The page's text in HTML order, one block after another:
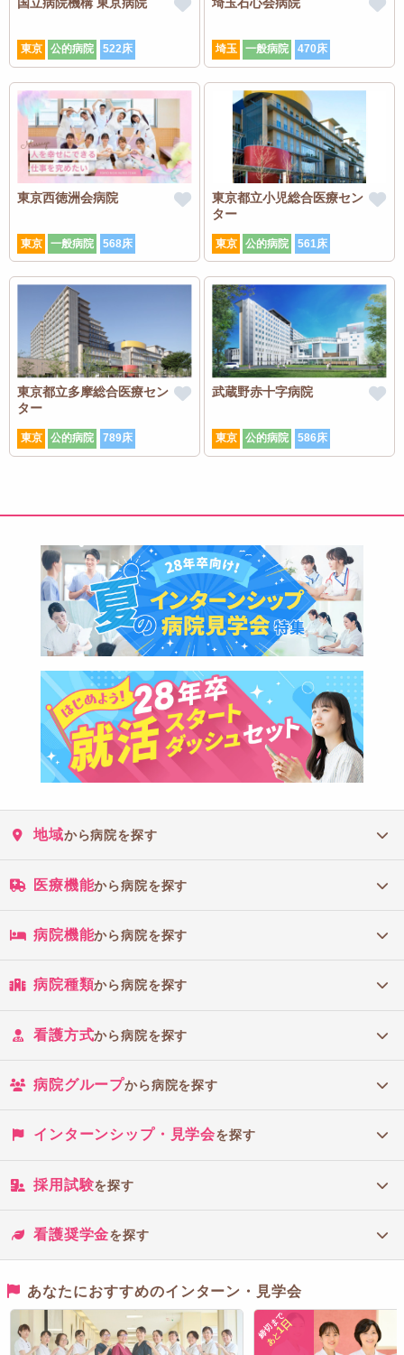
東京 公的病院 522床 埼玉 一般病院 470床
東京西徳洲会病院
東京 一般病院 568床
東京都立小児総合医療セン
ター
東京 公的病院 561床
東京都立多摩総合医療セン
ター
東京 公的病院 789床
武蔵野赤十字病院
東京 公的病院 586床
地域から病院を探す
医療機能から病院を探す
病院機能から病院を探す
病院種類から病院を探す
看護方式から病院を探す
病院グループから病院を探す
インターンシップ・見学会を探す
採用試験を探す
看護奨学金を探す
あなたにおすすめのインターン・見学会
締切まで
あと
1日